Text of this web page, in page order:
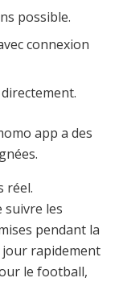
possible.
connexion
app a des
réel.
suivre les
pendant la
jour rapidement
le football,